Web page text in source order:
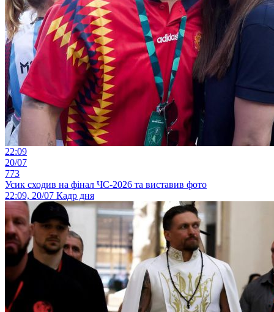
22:09
20/07
773
Усик сходив на фінал ЧС-2026 та виставив фото
22:09, 20/07 Кадр дня